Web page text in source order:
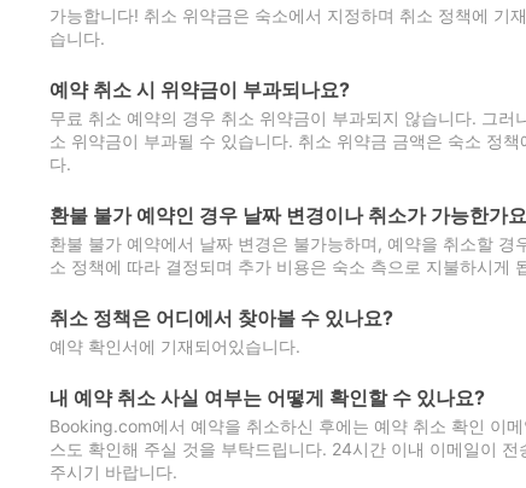
가능합니다! 취소 위약금은 숙소에서 지정하며 취소 정책에 기
습니다.
예약 취소 시 위약금이 부과되나요?
무료 취소 예약의 경우 취소 위약금이 부과되지 않습니다. 그
소 위약금이 부과될 수 있습니다. 취소 위약금 금액은 숙소 정
다.
환불 불가 예약인 경우 날짜 변경이나 취소가 가능한가
환불 불가 예약에서 날짜 변경은 불가능하며, 예약을 취소할
소 정책에 따라 결정되며 추가 비용은 숙소 측으로 지불하시게
취소 정책은 어디에서 찾아볼 수 있나요?
예약 확인서에 기재되어있습니다.
내 예약 취소 사실 여부는 어떻게 확인할 수 있나요?
Booking.com에서 예약을 취소하신 후에는 예약 취소 확인 이
스도 확인해 주실 것을 부탁드립니다. 24시간 이내 이메일이
주시기 바랍니다.